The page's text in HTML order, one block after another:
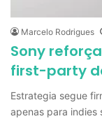
Marcelo Rodrigues
Sony
first-party
Estrategia segue
apenas para indies